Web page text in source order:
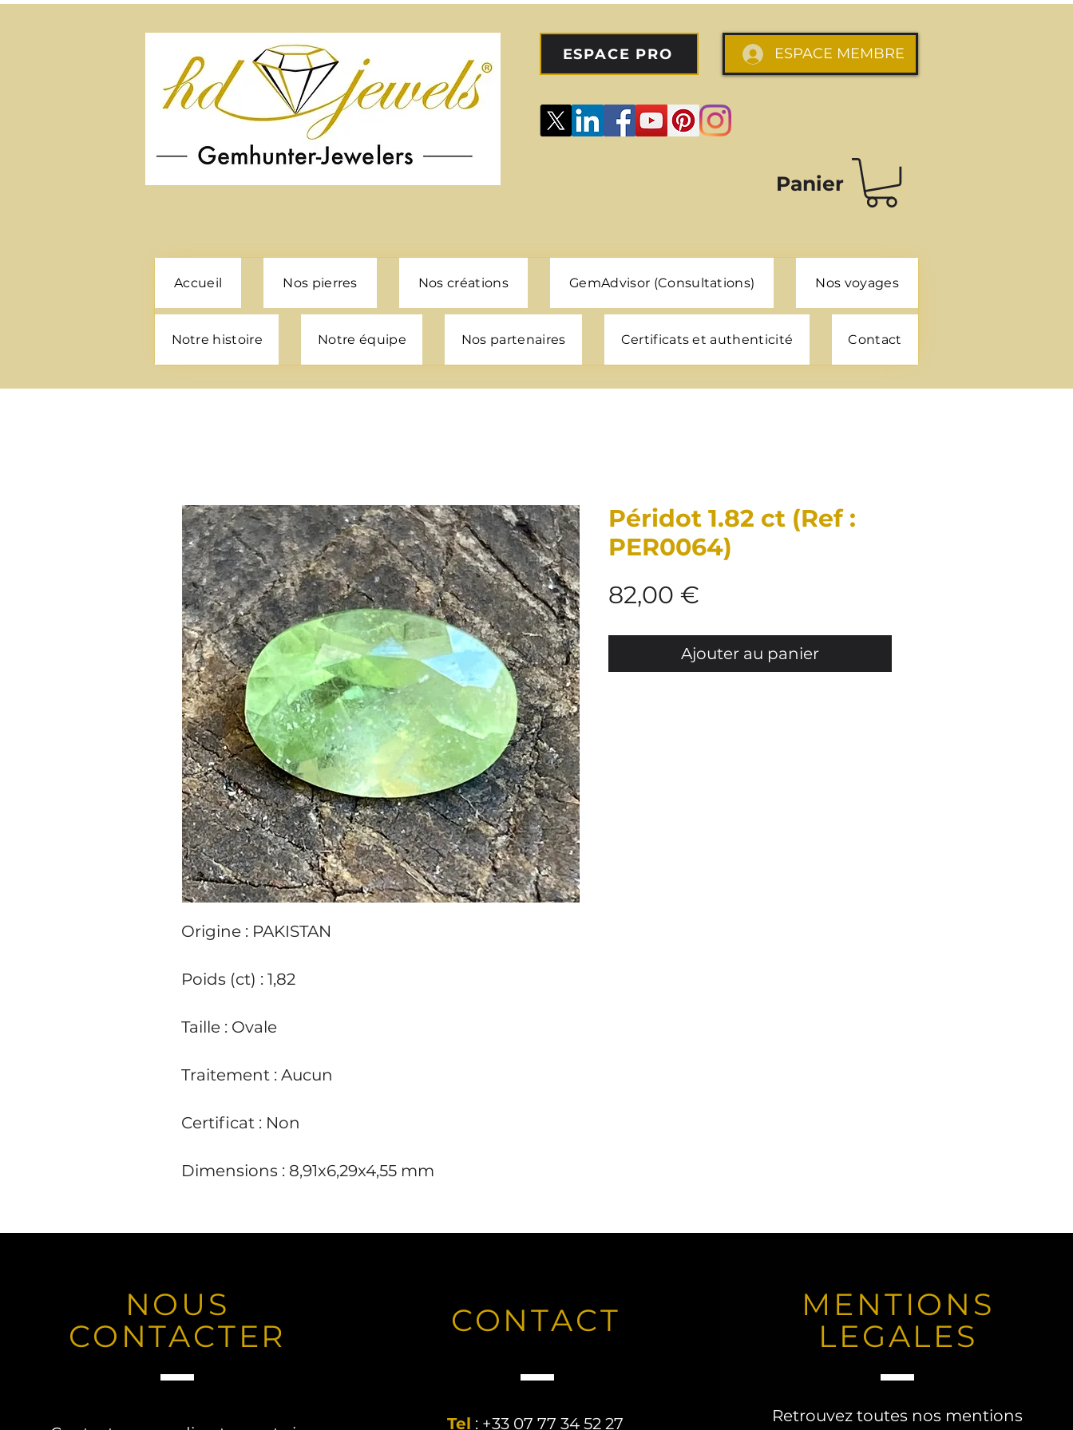
ESPACE PRO ESPACE MEMBRE
Panier
Accueil Nos pierres Nos créations GemAdvisor (Consultations) Nos voyages
Notre histoire Notre équipe Nos partenaires Certificats et authenticité Contact
Origine : PAKISTAN
Poids (ct) : 1,82
Taille : Ovale
Traitement : Aucun
Certificat : Non
Dimensions : 8,91x6,29x4,55 mm
Péridot 1.82 ct (Ref :
PER0064)
82,00 €
Ajouter au panier
NOUS
CONTACTER
CONTACT
Tel : +33 07 77 34 52 27
MENTIONS
LEGALES
Retrouvez toutes nos mentions